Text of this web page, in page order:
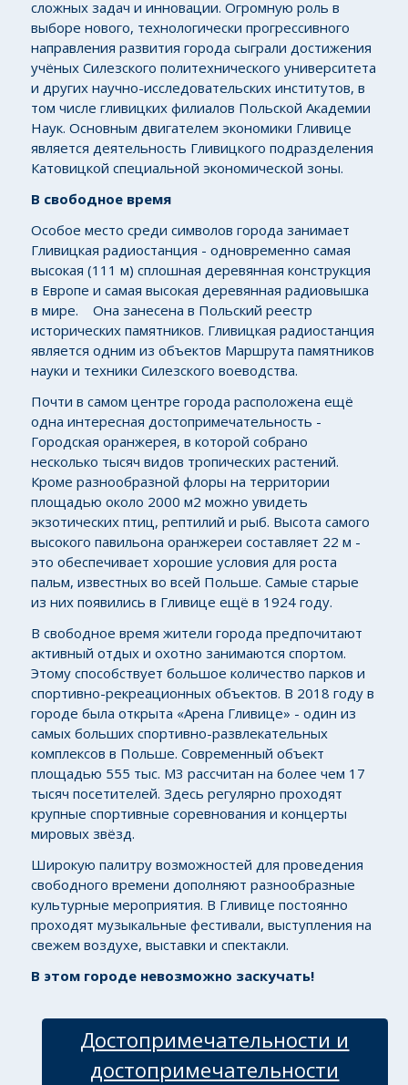
сложных задач и инновации. Огромную роль в
выборе нового, технологически прогрессивного
направления развития города сыграли достижения
учёных Силезского политехнического университета
и других научно-исследовательских институтов, в
том числе гливицких филиалов Польской Академии
Наук. Основным двигателем экономики Гливице
является деятельность Гливицкого подразделения
Катовицкой специальной экономической зоны.
В свободное время
Особое место среди символов города занимает
Гливицкая радиостанция - одновременно самая
высокая (111 м) сплошная деревянная конструкция
в Европе и самая высокая деревянная радиовышка
в мире. Она занесена в Польский реестр
исторических памятников. Гливицкая радиостанция
является одним из объектов Маршрута памятников
науки и техники Силезского воеводства.
Почти в самом центре города расположена ещё
одна интересная достопримечательность -
Городская оранжерея, в которой собрано
несколько тысяч видов тропических растений.
Кроме разнообразной флоры на территории
площадью около 2000 м2 можно увидеть
экзотических птиц, рептилий и рыб. Высота самого
высокого павильона оранжереи составляет 22 м -
это обеспечивает хорошие условия для роста
пальм, известных во всей Польше. Самые старые
из них появились в Гливице ещё в 1924 году.
В свободное время жители города предпочитают
активный отдых и охотно занимаются спортом.
Этому способствует большое количество парков и
спортивно-рекреационных объектов. В 2018 году в
городе была открыта «Арена Гливице» - один из
самых больших спортивно-развлекательных
комплексов в Польше. Современный объект
площадью 555 тыс. М3 рассчитан на более чем 17
тысяч посетителей. Здесь регулярно проходят
крупные спортивные соревнования и концерты
мировых звёзд.
Широкую палитру возможностей для проведения
свободного времени дополняют разнообразные
культурные мероприятия. В Гливице постоянно
проходят музыкальные фестивали, выступления на
свежем воздухе, выставки и спектакли.
В этом городе невозможно заскучать!
Достопримечательности и
достопримечательности